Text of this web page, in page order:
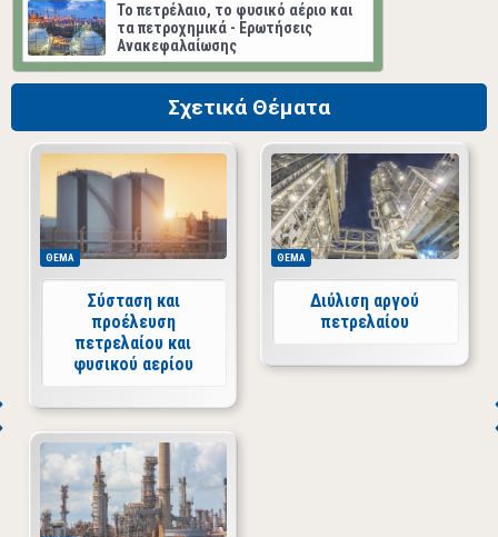
Το πετρέλαιο, το φυσικό αέριο και
τα πετροχημικά - Ερωτήσεις
Ανακεφαλαίωσης
Σχετικά Θέματα
ΘΕΜΑ
Σύσταση και
προέλευση
πετρελαίου και
φυσικού αερίου
ΘΕΜΑ
Διύλιση αργού
πετρελαίου